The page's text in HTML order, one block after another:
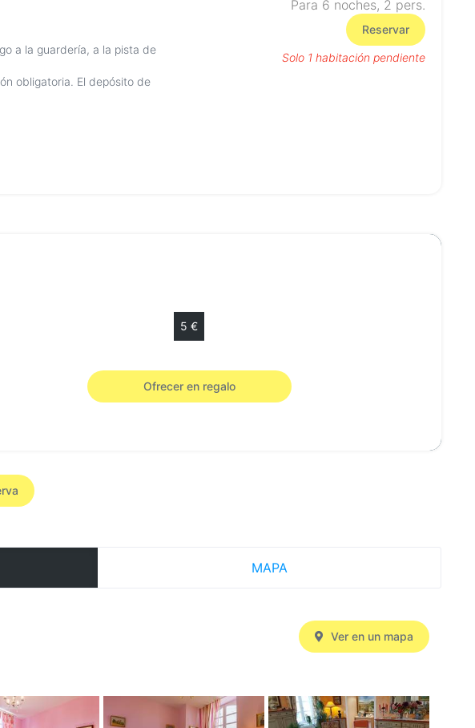
a la guardería, a la pista de
obligatoria. El depósito de
Para 6 noches, 2 pers.
Reservar
Solo 1 habitación pendiente
5 €
Ofrecer en regalo
MAPA
Ver en un mapa